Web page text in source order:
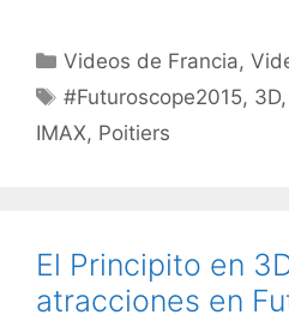
Categorías
Videos de Francia,
Etiquetas
#Futuroscope2015, 3D,
IMAX, Poitiers
El Principito en
atracciones en